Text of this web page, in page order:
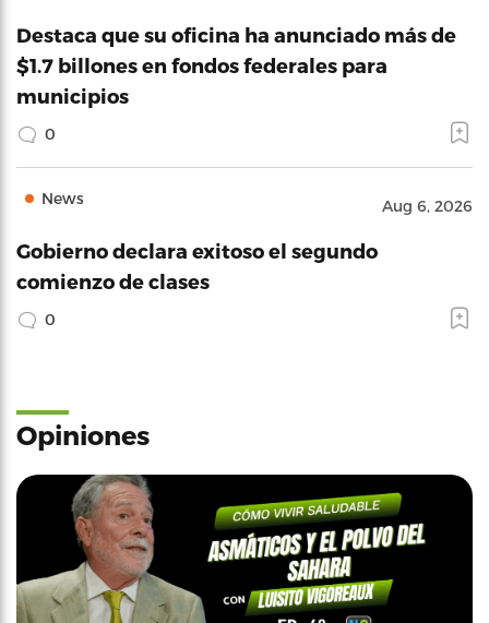
Destaca que su oficina ha anunciado más de
$1.7 billones en fondos federales para
municipios
0
News Aug 6, 2026
Gobierno declara exitoso el segundo
comienzo de clases
0
Opiniones